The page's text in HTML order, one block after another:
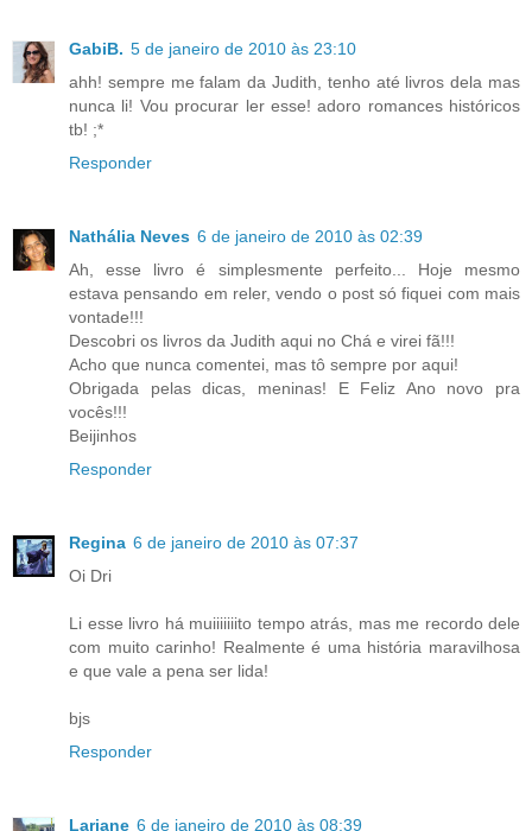
GabiB. 5 de janeiro de 2010 às 23:10
ahh! sempre me falam da Judith, tenho até livros dela mas
nunca li! Vou procurar ler esse! adoro romances históricos
tb! ;*
Responder
Nathália Neves 6 de janeiro de 2010 às 02:39
Ah, esse livro é simplesmente perfeito... Hoje mesmo
estava pensando em reler, vendo o post só fiquei com mais
vontade!!!
Descobri os livros da Judith aqui no Chá e virei fã!!!
Acho que nunca comentei, mas tô sempre por aqui!
Obrigada pelas dicas, meninas! E Feliz Ano novo pra
vocês!!!
Beijinhos
Responder
Regina 6 de janeiro de 2010 às 07:37
Oi Dri
Li esse livro há muiiiiiiito tempo atrás, mas me recordo dele
com muito carinho! Realmente é uma história maravilhosa
e que vale a pena ser lida!
bjs
Responder
Lariane 6 de janeiro de 2010 às 08:39